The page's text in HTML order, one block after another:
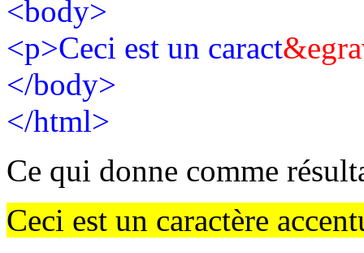
<body>
<p>Ceci est un caract
</body>
</html>
Ce qui donne comme
Ceci est un caractère